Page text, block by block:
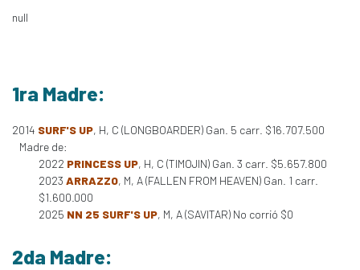
null
1ra Madre:
2014 SURF'S UP, H, C (LONGBOARDER) Gan. 5 carr. $16.707.500
Madre de:
2022 PRINCESS UP, H, C (TIMOJIN) Gan. 3 carr. $5.657.800
2023 ARRAZZO, M, A (FALLEN FROM HEAVEN) Gan. 1 carr.
$1.600.000
2025 NN 25 SURF'S UP, M, A (SAVITAR) No corrió $0
2da Madre: